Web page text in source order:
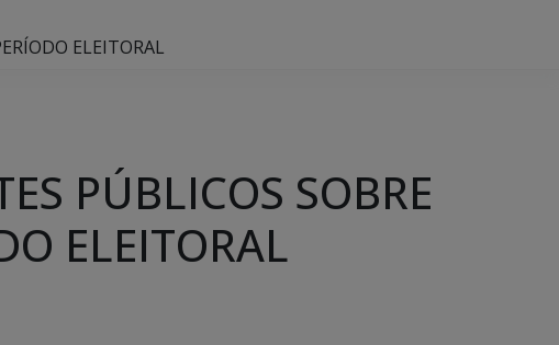
ELEITORAL
PÚBLICOS SOBRE
ELEITORAL